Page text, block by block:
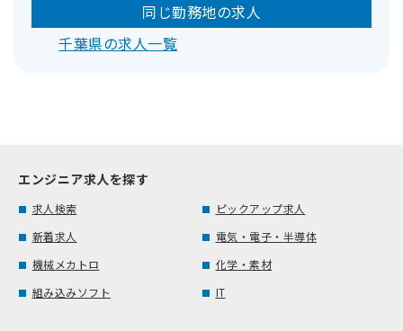
同じ勤務地の求人
千葉県の求人一覧
エンジニア求人を探す
求人検索
ピックアップ求人
新着求人
電気・電子・半導体
機械メカトロ
化学・素材
組み込みソフト
IT